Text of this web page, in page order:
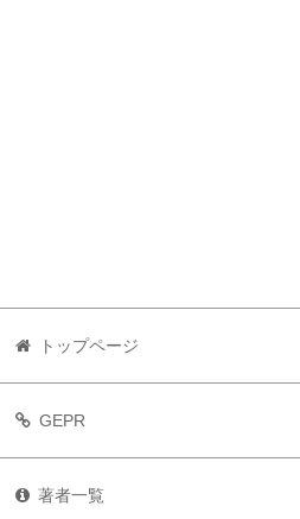
トップページ
GEPR
著者一覧